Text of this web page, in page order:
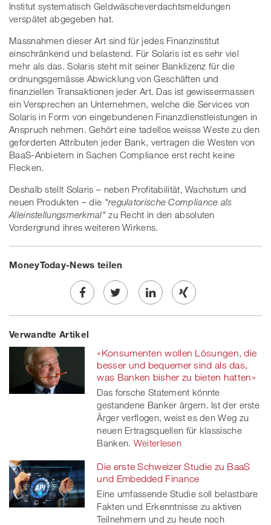
Institut systematisch Geldwäscheverdachtsmeldungen
verspätet abgegeben hat.
Massnahmen dieser Art sind für jedes Finanzinstitut
einschränkend und belastend. Für Solaris ist es sehr viel
mehr als das. Solaris steht mit seiner Banklizenz für die
ordnungsgemässe Abwicklung von Geschäften und
finanziellen Transaktionen jeder Art. Das ist gewissermassen
ein Versprechen an Unternehmen, welche die Services von
Solaris in Form von eingebundenen Finanzdienstleistungen in
Anspruch nehmen. Gehört eine tadellos weisse Weste zu den
geforderten Attributen jeder Bank, vertragen die Westen von
BaaS-Anbietern in Sachen Compliance erst recht keine
Flecken.
Deshalb stellt Solaris – neben Profitabilität, Wachstum und
neuen Produkten – die "regulatorische Compliance als
Alleinstellungsmerkmal" zu Recht in den absoluten
Vordergrund ihres weiteren Wirkens.
MoneyToday-News teilen
Share
on
Facebook
Twe
on
twitt
er
Share
linkedin
Share
Xing
Verwandte Artikel
«Konsumenten wollen Lösungen, die
besser und bequemer sind als das,
was Banken bisher zu bieten hatten»
Das forsche Statement könnte
gestandene Banker ärgern. Ist der erste
Ärger verflogen, weist es den Weg zu
neuen Ertragsquellen für klassische
Banken. Weiterlesen
Die erste Schweizer Studie zu BaaS
und Embedded Finance
Eine umfassende Studie soll belastbare
Fakten und Erkenntnisse zu aktiven
Teilnehmern und zu heute noch